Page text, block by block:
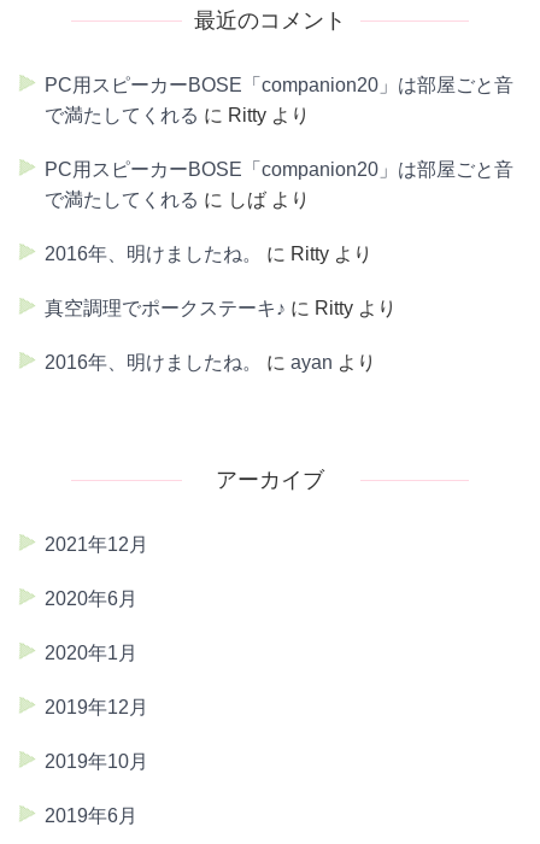
最近のコメント
PC用スピーカーBOSE「companion20」は部屋ごと音
で満たしてくれる に Ritty より
PC用スピーカーBOSE「companion20」は部屋ごと音
で満たしてくれる に しば より
2016年、明けましたね。 に Ritty より
真空調理でポークステーキ♪ に Ritty より
2016年、明けましたね。 に ayan より
アーカイブ
2021年12月
2020年6月
2020年1月
2019年12月
2019年10月
2019年6月